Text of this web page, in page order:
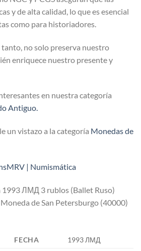
y de alta calidad, lo que es esencial
como para historiadores.
no solo preserva nuestro
enriquece nuestro presente y
en nuestra categoría
Antiguo.
un vistazo a la categoría Monedas de
| Numismática
1993 ЛМД 3 rublos (Ballet Ruso)
de San Petersburgo (40000)
FECHA 1993 ЛМД